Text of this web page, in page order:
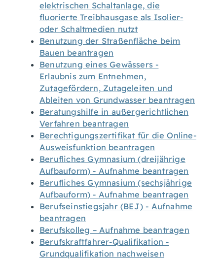
elektrischen Schaltanlage, die
fluorierte Treibhausgase als Isolier-
oder Schaltmedien nutzt
Benutzung der Straßenfläche beim
Bauen beantragen
Benutzung eines Gewässers -
Erlaubnis zum Entnehmen,
Zutagefördern, Zutageleiten und
Ableiten von Grundwasser beantragen
Beratungshilfe in außergerichtlichen
Verfahren beantragen
Berechtigungszertifikat für die Online-
Ausweisfunktion beantragen
Berufliches Gymnasium (dreijährige
Aufbauform) - Aufnahme beantragen
Berufliches Gymnasium (sechsjährige
Aufbauform) - Aufnahme beantragen
Berufseinstiegsjahr (BEJ) - Aufnahme
beantragen
Berufskolleg – Aufnahme beantragen
Berufskraftfahrer-Qualifikation -
Grundqualifikation nachweisen